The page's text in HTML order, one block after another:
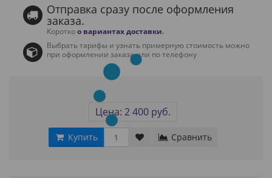
Отправка сразу после оформления
заказа.
Короткоо вариантах доставки.
Выбрать тарифы и узнать примерную стоимость можно
при оформлении заказа или по телефону
Цена: 2 400 руб.
Купить Сравнить